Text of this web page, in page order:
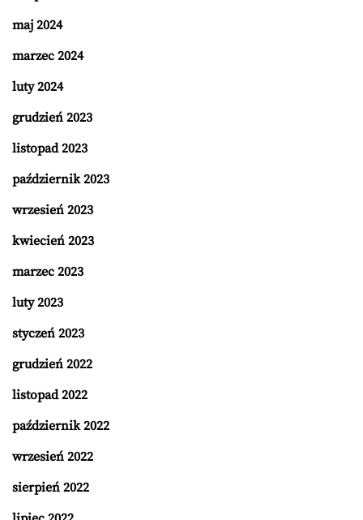
maj 2024
marzec 2024
luty 2024
grudzień 2023
listopad 2023
październik 2023
wrzesień 2023
kwiecień 2023
marzec 2023
luty 2023
styczeń 2023
grudzień 2022
listopad 2022
październik 2022
wrzesień 2022
sierpień 2022